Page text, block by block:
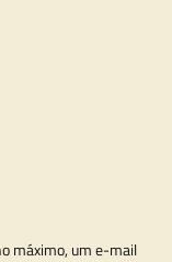
máximo, um e-mail